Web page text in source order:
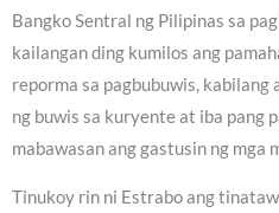
Bangko Sentral ng Pilipinas sa
kailangan ding kumilos ang
reporma sa pagbubuwis, kabilang
ng buwis sa kuryente at iba pang
mabawasan ang gastusin ng mga
Tinukoy rin ni Estrabo ang